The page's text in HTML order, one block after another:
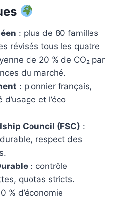
: plus de 80 familles
révisés tous les quatre
de 20 % de CO₂ par
du marché.
: pionnier français,
et l’éco-
Council (FSC) :
respect des
: contrôle
quotas stricts.
% d’économie